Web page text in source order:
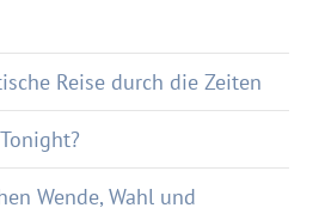
Reise durch die Zeiten
Wende, Wahl und